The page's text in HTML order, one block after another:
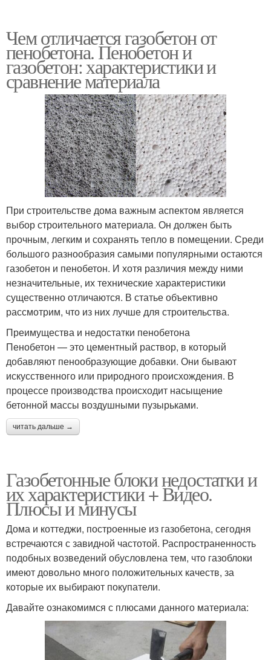
Чем отличается газобетон от
пенобетона. Пенобетон и
газобетон: характеристики и
сравнение материала
При строительстве дома важным аспектом является
выбор строительного материала. Он должен быть
прочным, легким и сохранять тепло в помещении. Среди
большого разнообразия самыми популярными остаются
газобетон и пенобетон. И хотя различия между ними
незначительные, их технические характеристики
существенно отличаются. В статье объективно
рассмотрим, что из них лучше для строительства.
Преимущества и недостатки пенобетона
Пенобетон — это цементный раствор, в который
добавляют пенообразующие добавки. Они бывают
искусственного или природного происхождения. В
процессе производства происходит насыщение
бетонной массы воздушными пузырьками.
читать дальше →
Газобетонные блоки недостатки и
их характеристики + Видео.
Плюсы и минусы
Дома и коттеджи, построенные из газобетона, сегодня
встречаются с завидной частотой. Распространенность
подобных возведений обусловлена тем, что газоблоки
имеют довольно много положительных качеств, за
которые их выбирают покупатели.
Давайте ознакомимся с плюсами данного материала: